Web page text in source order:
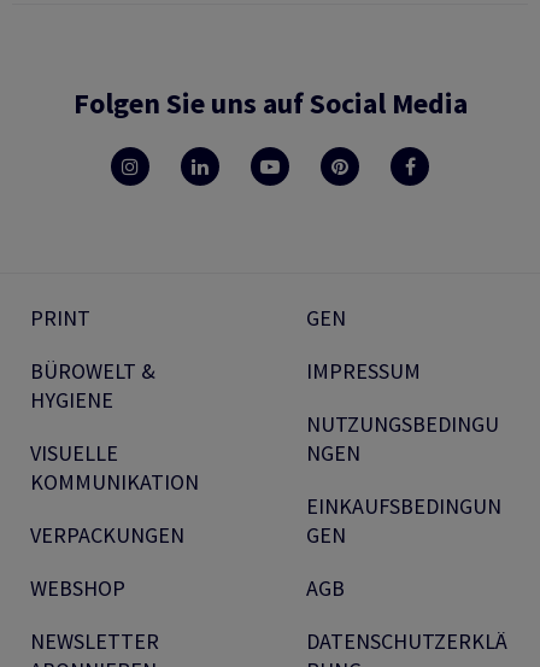
Folgen Sie uns auf Social Media
PRINT
BÜROWELT &
HYGIENE
VISUELLE
KOMMUNIKATION
VERPACKUNGEN
WEBSHOP
NEWSLETTER
GEN
IMPRESSUM
NUTZUNGSBEDINGU
NGEN
EINKAUFSBEDINGUN
GEN
AGB
DATENSCHUTZERKLÄ